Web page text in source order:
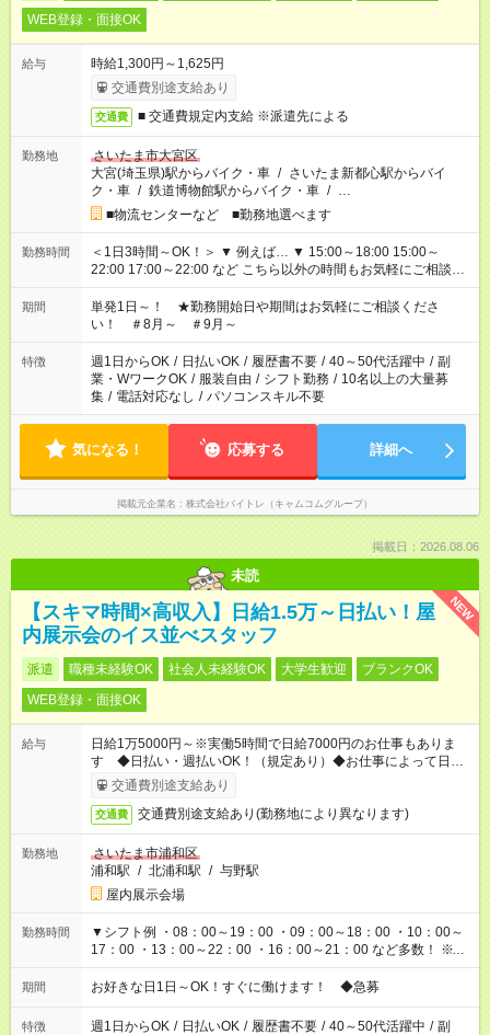
WEB登録・面接OK
給与
時給1,300円～1,625円
交通費別途支給あり
交通費 ■ 交通費規定内支給 ※派遣先による
勤務地
さいたま市大宮区
大宮(埼玉県)駅からバイク・車 / さいたま新都心駅からバイ
ク・車 / 鉄道博物館駅からバイク・車 / …
■物流センターなど ■勤務地選べます
勤務時間
＜1日3時間～OK！＞ ▼ 例えば… ▼ 15:00～18:00 15:00～
22:00 17:00～22:00 など こちら以外の時間もお気軽にご相談く
ださい！
期間
単発1日～！ ★勤務開始日や期間はお気軽にご相談くださ
い！ ＃8月～ ＃9月～
特徴 週1日からOK / 日払いOK / 履歴書不要 / 40～50代活躍中 / 副
業・WワークOK / 服装自由 / シフト勤務 / 10名以上の大量募
集 / 電話対応なし / パソコンスキル不要
気になる！ 応募する 詳細へ
掲載元企業名 株式会社バイトレ（キャムコムグループ）
掲載日：2026.08.06
未読
NEW
【スキマ時間×高収入】日給1.5万～日払い！屋
内展示会のイス並べスタッフ
派遣 職種未経験OK 社会人未経験OK 大学生歓迎
ブランクOK
WEB登録・面接OK
給与
日給1万5000円～※実働5時間で日給7000円のお仕事もありま
す ◆日払い・週払いOK！（規定あり）◆お仕事によって日給も
異なります
交通費別途支給あり
交通費 交通費別途支給あり(勤務地により異なります)
勤務地
さいたま市浦和区
浦和駅 / 北浦和駅 / 与野駅
屋内展示会場
勤務時間
▼シフト例 ・08：00～19：00 ・09：00～18：00 ・10：00～
17：00 ・13：00～22：00 ・16：00～21：00 など多数！ ※お
仕事により勤務時間が異なります
期間 お好きな日1日～OK！すぐに働けます！ ◆急募
特徴 週1日からOK / 日払いOK / 履歴書不要 / 40～50代活躍中 / 副